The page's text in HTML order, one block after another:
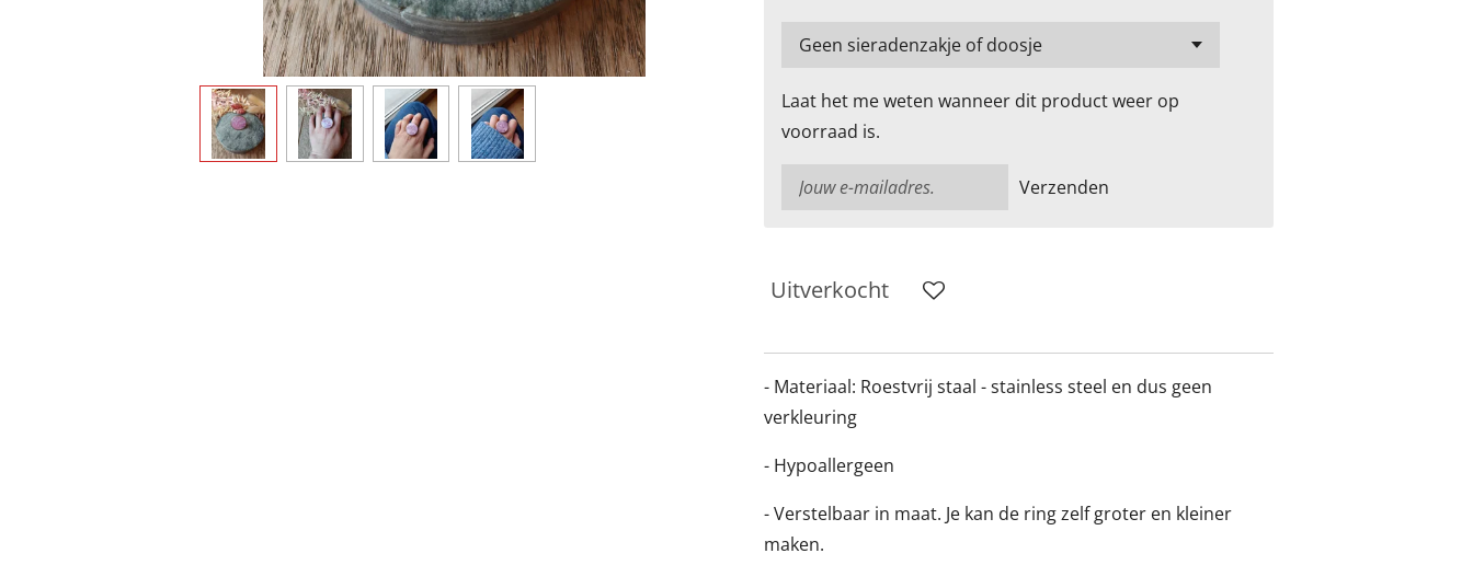
Laat het me weten wanneer dit product weer op
voorraad is.
Verzenden
Uitverkocht
- Materiaal: Roestvrij staal - stainless steel en dus geen
verkleuring
- Hypoallergeen
- Verstelbaar in maat. Je kan de ring zelf groter en kleiner
maken.